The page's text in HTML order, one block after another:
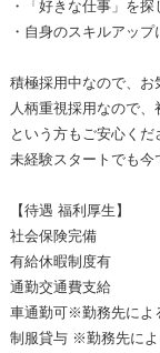
・「好きな仕事」を
・自身のスキルアッ
積極採用中なので、
人柄重視採用なので
という方もご安心くだ
未経験スタートでも
【待遇 福利厚生】
社会保険完備
有給休暇制度有
通勤交通費支給
車通勤可※勤務先によ
制服貸与 ※勤務先によ